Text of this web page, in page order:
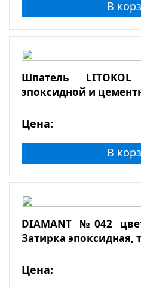
В
Шпатель
эпоксидной и
Цена:
В
DIAMANT №042
Затирка эпоксидная,
Цена: